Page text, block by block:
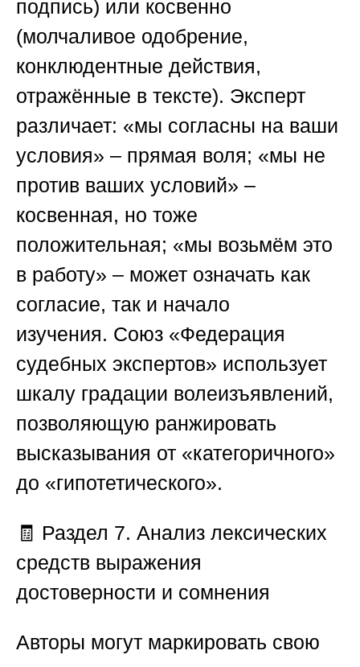
подпись) или косвенно
(молчаливое одобрение,
конклюдентные действия,
отражённые в тексте). Эксперт
различает: «мы согласны на ваши
условия» – прямая воля; «мы не
против ваших условий» –
косвенная, но тоже
положительная; «мы возьмём это
в работу» – может означать как
согласие, так и начало
изучения. Союз «Федерация
судебных экспертов» использует
шкалу градации волеизъявлений,
позволяющую ранжировать
высказывания от «категоричного»
до «гипотетического».
🧾 Раздел 7. Анализ лексических
средств выражения
достоверности и сомнения
Авторы могут маркировать свою